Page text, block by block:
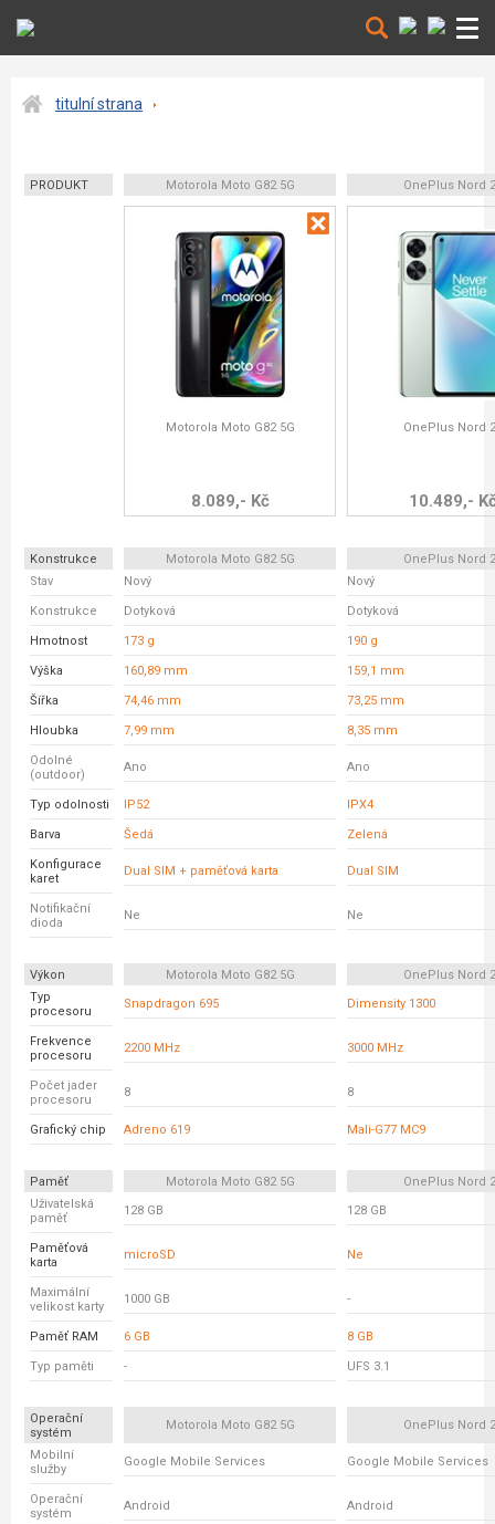
titulní strana
PRODUKT Motorola Moto G82 5G OnePlus Nord
Motorola Moto G82 5G
8.089,- Kč
OnePlus Nord
10.489,-
Konstrukce Motorola Moto G82 5G
OnePlus Nord
Stav
Nový Nový
Konstrukce Dotyková Dotyková
Hmotnost 173 g 190 g
Výška 160,89 mm 159,1 mm
Šířka 74,46 mm 73,25 mm
Hloubka 7,99 mm 8,35 mm
Odolné
(outdoor)
Ano Ano
Typ odolnosti IP52 IPX4
Barva Šedá Zelená
Konfigurace
karet
Dual SIM + paměťová karta Dual SIM
Notifikační
dioda
Ne Ne
Výkon Motorola Moto G82 5G
OnePlus Nord
Typ
procesoru
Snapdragon 695 Dimensity 1300
Frekvence
procesoru
2200 MHz 3000 MHz
Počet jader
procesoru
8 8
Grafický chip Adreno 619 Mali-G77 MC9
Paměť Motorola Moto G82 5G
OnePlus Nord
Uživatelská
paměť
128 GB 128 GB
Paměťová
karta
microSD Ne
Maximální
velikost karty
1000 GB -
Paměť RAM 6 GB 8 GB
Typ paměti - UFS 3.1
Operační
systém
Motorola Moto G82 5G OnePlus Nord
Mobilní
služby
Google Mobile Services Google Mobile Services
Operační
systém
Android Android